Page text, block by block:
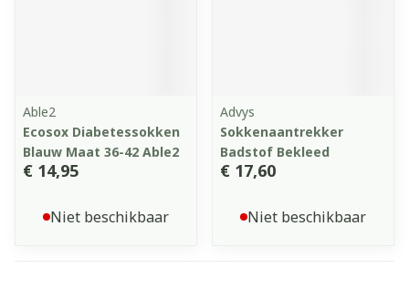
Able2
Ecosox Diabetessokken
Blauw Maat 36-42 Able2
€ 14,95
Niet beschikbaar
Advys
Sokkenaantrekker
Badstof Bekleed
€ 17,60
Niet beschikbaar